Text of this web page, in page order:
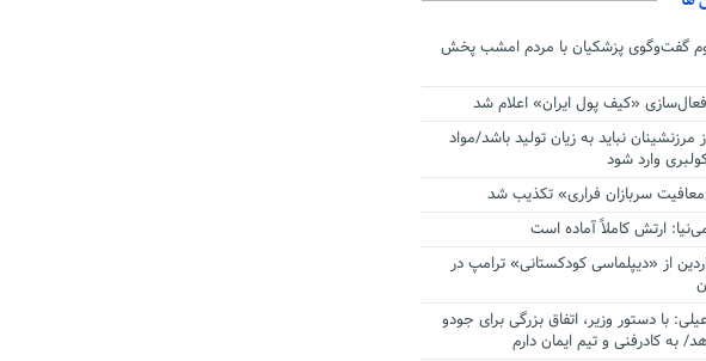
گفت‌وگوی پزشکیان با مردم امشب پخش
«کیف پول ایران» اعلام شد
مرزنشینان نباید به زیان تولید باشد/مواد
وارد شود
سربازان فراری» تکذیب شد
ارتش کاملاً آماده است
از «دیپلماسی کودکستانی» ترامپ در
با دستور وزیر، اتفاق بزرگی برای جودو
به کادرفنی و تیم ایمان دارم